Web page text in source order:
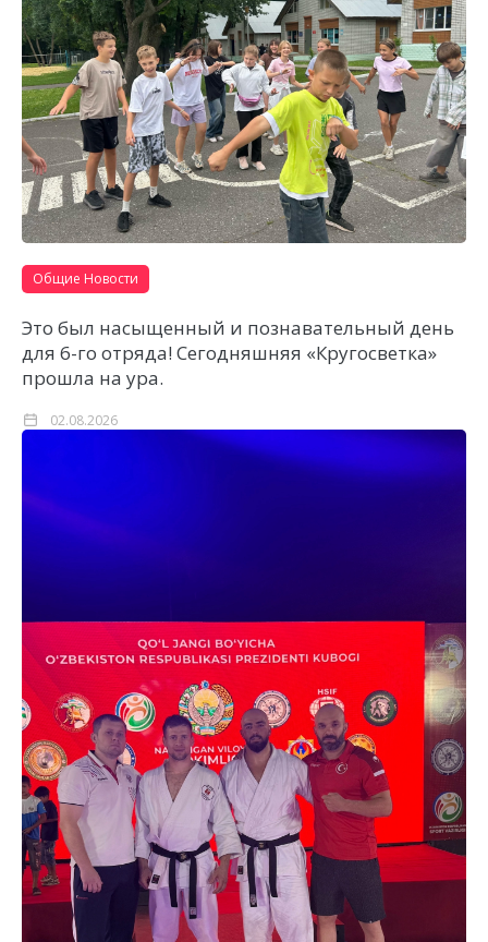
Общие Новости
Это был насыщенный и познавательный день
для 6-го отряда! Сегодняшняя «Кругосветка»
прошла на ура.
02.08.2026